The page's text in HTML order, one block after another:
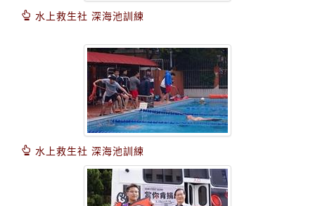
水上救生社 深海池訓練
水上救生社 深海池訓練